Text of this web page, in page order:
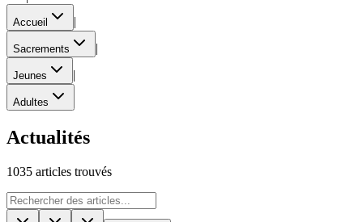
Accueil |
Sacrements |
Jeunes |
Adultes
Actualités
1035 articles trouvés